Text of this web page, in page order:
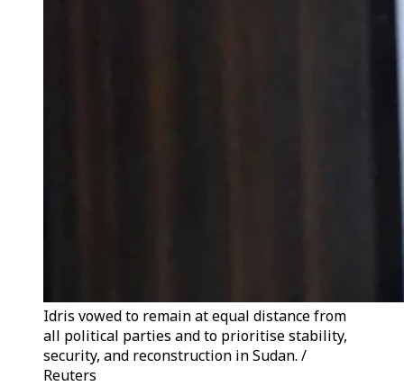
Idris vowed to remain at equal distance from
all political parties and to prioritise stability,
security, and reconstruction in Sudan. /
Reuters